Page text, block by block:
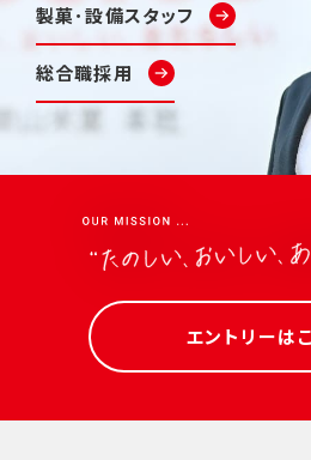
製菓･設備スタッフ
総合職採用
エントリーは